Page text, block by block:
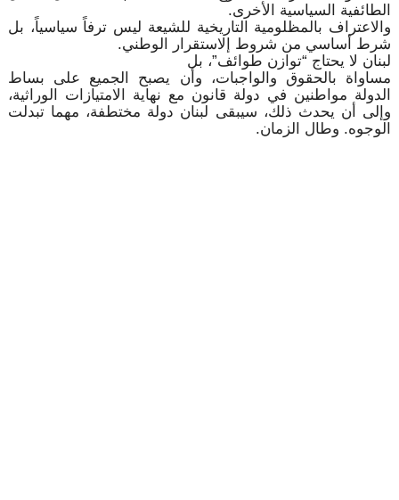
الطائفية السياسية الأخرى.
والاعتراف بالمظلومية التاريخية للشيعة ليس ترفاً سياسياً، بل
شرط أساسي من شروط إلاستقرار الوطني.
لبنان لا يحتاج “توازن طوائف”، بل
مساواة بالحقوق والواجبات، وأن يصبح الجميع على بساط
الدولة مواطنين في دولة قانون مع نهاية الامتيازات الوراثية،
وإلى أن يحدث ذلك، سيبقى لبنان دولة مختطفة، مهما تبدلت
الوجوه. وطال الزمان.